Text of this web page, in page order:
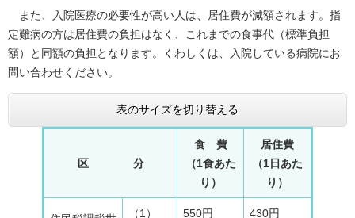
また、入院医療の必要性が高い人は、居住費が減額されます。指
定難病の方は居住費の負担はなく、これまでの食事代（標準負担
額）と同額の負担となります。くわしくは、入院している病院にお
問い合わせください。
表のサイズを切り替える
区 分
食 費
（1食あた
り）
居住費
（1日あた
り）
（1） 550円 430円